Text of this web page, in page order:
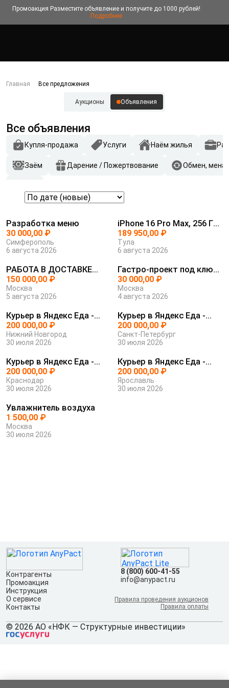
Промоакция Разместите объявление и получите до 1000 рублей!
Подробнее
Главная Все предложения
Аукционы Объявления
Все объявления
Купля-продажа Услуги Наём жилья
Заём Дарение / Пожертвование Обмен, мена
Разработка меню
30 000,00 ₽
Симферополь
6 августа 2026
iPhone 16 Pro Max, 256 ГБ,
SIM...
189 950,00 ₽
Тула
6 августа 2026
РАБОТА В ДОСТАВКЕ
ЯНДЕКС ЕДА
150 000,00 ₽
Москва
5 августа 2026
Гастро-проект под ключ
с защит...
30 000,00 ₽
Москва
4 августа 2026
Курьер в Яндекс Еда -
уверенно...
200 000,00 ₽
Нижний Новгород
30 июля 2026
Курьер в Яндекс Еда -
уверенно...
200 000,00 ₽
Санкт-Петербург
30 июля 2026
Курьер в Яндекс Еда -
уверенно...
200 000,00 ₽
Краснодар
30 июля 2026
Курьер в Яндекс Еда -
уверенно...
200 000,00 ₽
Ярославль
30 июля 2026
Увлажнитель воздуха
1 500,00 ₽
Москва
30 июля 2026
Контрагенты
Промоакция
Инструкция
О сервисе
Контакты
8 (800) 600-41-55
info@anypact.ru
Правила проведения аукционов
Правила оплаты
© 2026 АО «НФК — Структурные инвестиции»